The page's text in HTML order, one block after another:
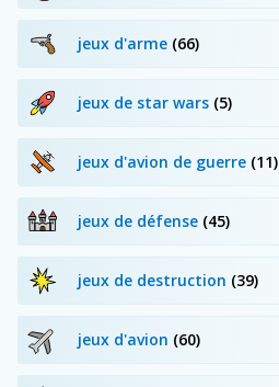
jeux d'arme (66)
jeux de star wars (5)
jeux d'avion de guerre (11)
jeux de défense (45)
jeux de destruction (39)
jeux d'avion (60)